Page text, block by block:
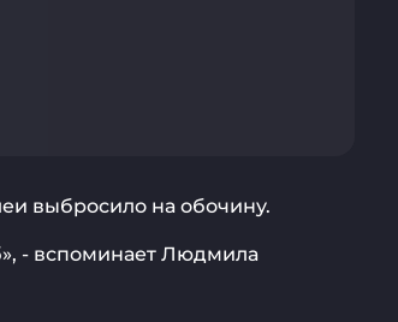
выбросило на обочину.
- вспоминает Людмила